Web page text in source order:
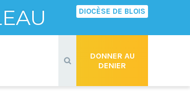
DIOCÈSE DE BLOIS
DONNER AU
DENIER